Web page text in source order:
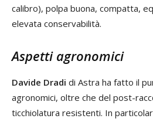
calibro), polpa buona, compatta,
elevata conservabilità.
Aspetti agronomici
Davide Dradi di Astra ha fatto il
agronomici, oltre che del post-
ticchiolatura resistenti. In